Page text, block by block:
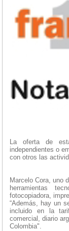
La oferta de
independientes o
con otros las
Marcelo Cora, uno
herramientas
fotocopiadora,
“Además, hay un
incluido en la
comercial, diario
Colombia".